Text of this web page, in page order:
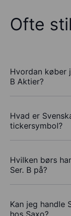
Ofte
Hvordan køber
B Aktier?
Hvad er
tickersymbol?
Hvilken børs
Ser. B på?
Kan jeg handle